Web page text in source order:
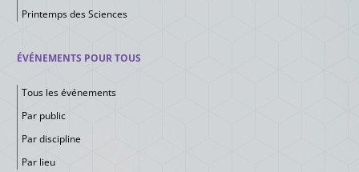
Printemps des Sciences
ÉVÉNEMENTS POUR TOUS
Tous les événements
Par public
Par discipline
Par lieu